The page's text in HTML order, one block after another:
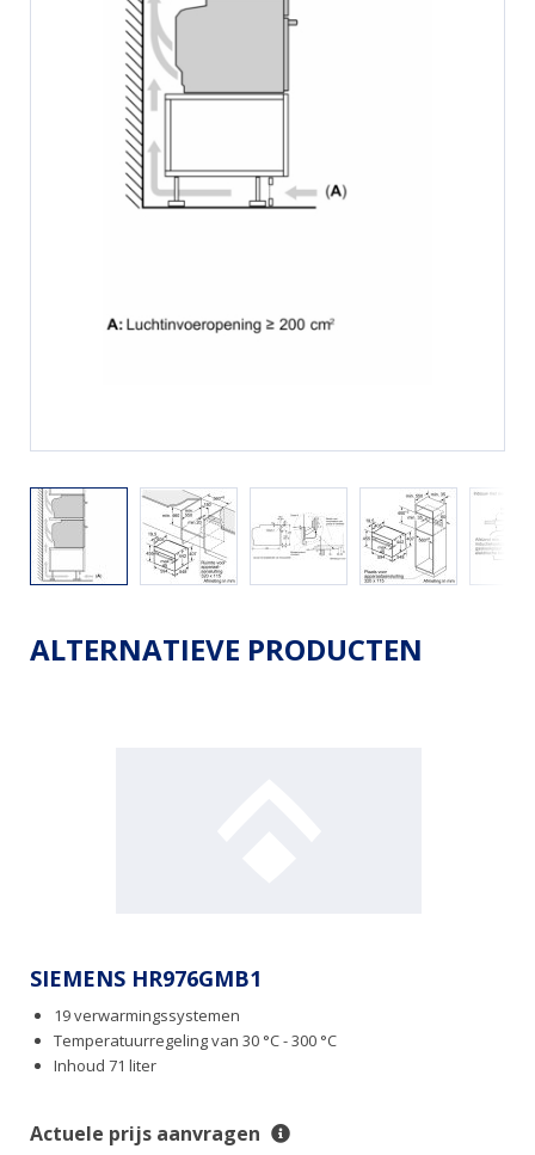
ALTERNATIEVE PRODUCTEN
SIEMENS HR976GMB1
19 verwarmingssystemen
Temperatuurregeling van 30 °C - 300 °C
Inhoud 71 liter
Actuele prijs aanvragen